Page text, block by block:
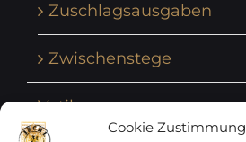
Cookie Zustimmung
Zuschlagsausgaben
Zwischenstege
Vatikan